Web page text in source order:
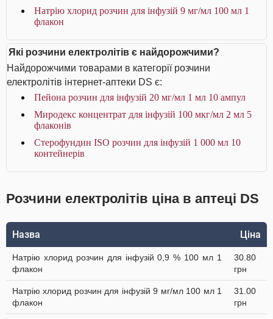
Натрію хлорид розчин для інфузій 9 мг/мл 100 мл 1
флакон
Які розчини електролітів є найдорожчими?
Найдорожчими товарами в категорії розчини
електролітів інтернет-аптеки DS є:
Пейона розчин для інфузій 20 мг/мл 1 мл 10 ампул
Миродекс концентрат для інфузій 100 мкг/мл 2 мл 5
флаконів
Стерофундин ISO розчин для інфузій 1 000 мл 10
контейнерів
Розчини електролітів ціна в аптеці DS
Назва Ціна
Натрію хлорид розчин для інфузій 0,9 % 100 мл 1
флакон
30.80
грн
Натрію хлорид розчин для інфузій 9 мг/мл 100 мл 1
флакон
31.00
грн